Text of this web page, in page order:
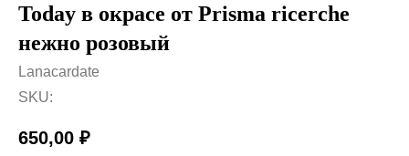
Today в окрасе от Prisma ricerche
нежно розовый
Lanacardate
SKU:
650,00 ₽